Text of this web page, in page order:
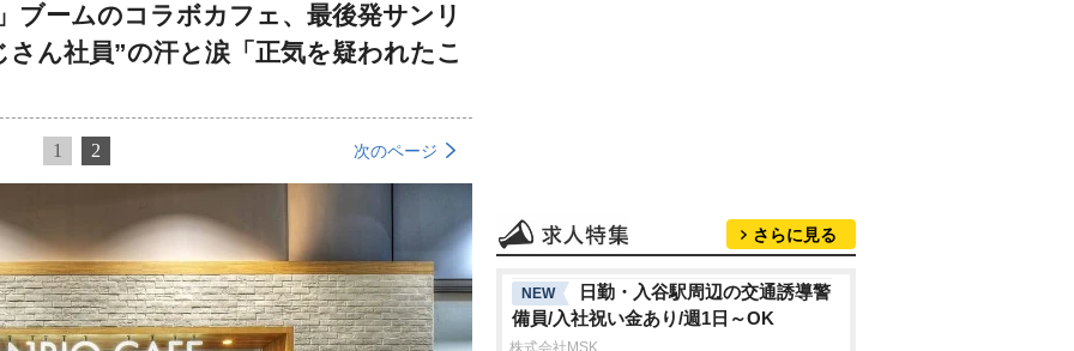
ブームのコラボカフェ、最後発サンリ
ん社員”の汗と涙「正気を疑われたこ
1 2 次のページ
さらに見る
NEW
日勤・入谷駅周辺の交通誘導警
備員/入社祝い金あり/週1日～OK
株式会社MSK